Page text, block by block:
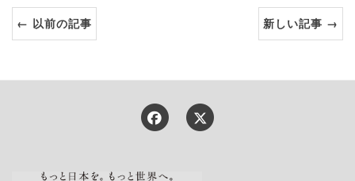
← 以前の記事 新しい記事 →